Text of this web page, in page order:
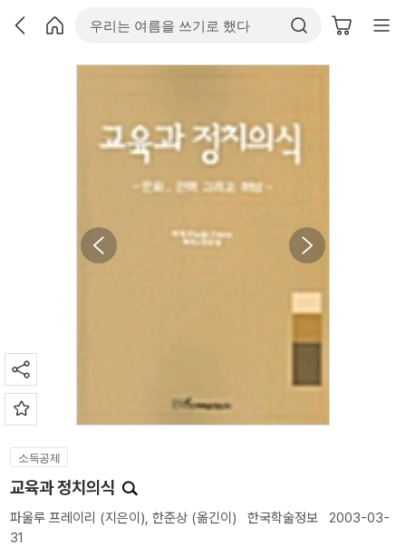
소득공제
교육과 정치의식
파울루 프레이리 (지은이), 한준상 (옮긴이) 한국학술정보 2003-03-
31